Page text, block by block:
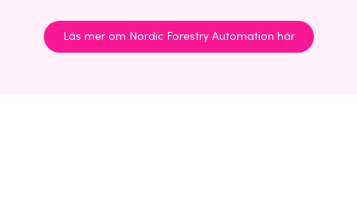
Läs mer om Nordic Forestry Automation här